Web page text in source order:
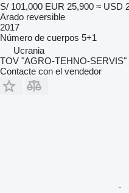
S/ 101,000 EUR 25,900 ≈ USD
Arado reversible
2017
Número de cuerpos 5+1
Ucrania
TOV "AGRO-TEHNO-SERVIS"
Contacte con el vendedor